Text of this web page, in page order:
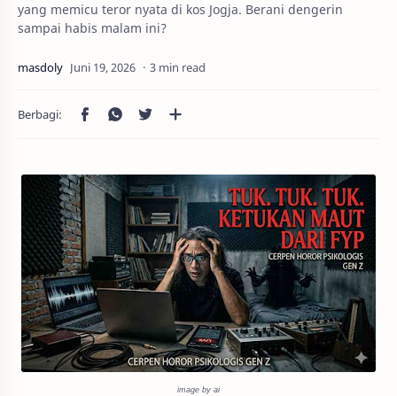
yang memicu teror nyata di kos Jogja. Berani dengerin
sampai habis malam ini?
3 min read
image by ai